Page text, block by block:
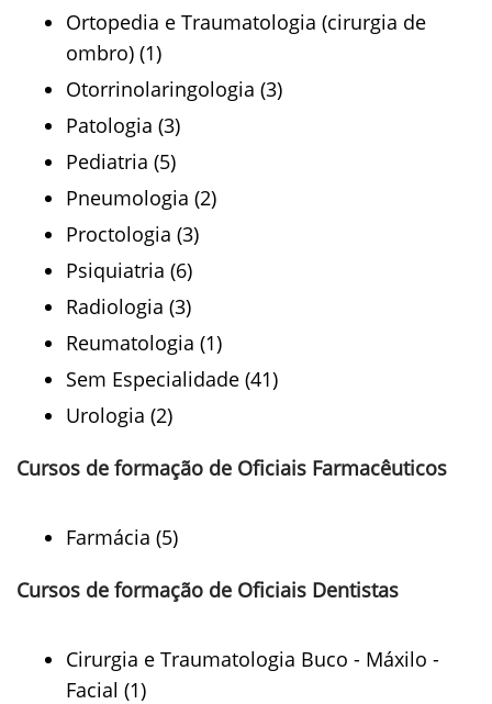
Ortopedia e Traumatologia (cirurgia de
ombro) (1)
Otorrinolaringologia (3)
Patologia (3)
Pediatria (5)
Pneumologia (2)
Proctologia (3)
Psiquiatria (6)
Radiologia (3)
Reumatologia (1)
Sem Especialidade (41)
Urologia (2)
Cursos de formação de Oficiais Farmacêuticos
Farmácia (5)
Cursos de formação de Oficiais Dentistas
Cirurgia e Traumatologia Buco - Máxilo -
Facial (1)